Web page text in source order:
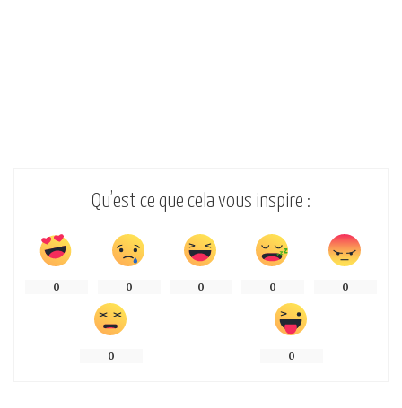
Qu’est ce que cela vous inspire :
0 0 0 0 0
0 0